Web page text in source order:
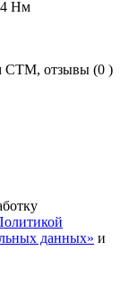
4 Нм
отзывы (0 )
данных» и